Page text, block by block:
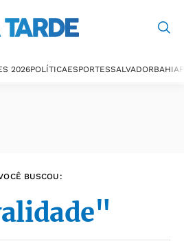
2026POLÍTICAESPORTESSALVADORBAHIA
BUSCOU: